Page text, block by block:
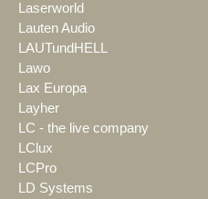
Laserworld
Lauten Audio
LAUTundHELL
Lawo
Lax Europa
Layher
LC - the live company
LClux
LCPro
LD Systems